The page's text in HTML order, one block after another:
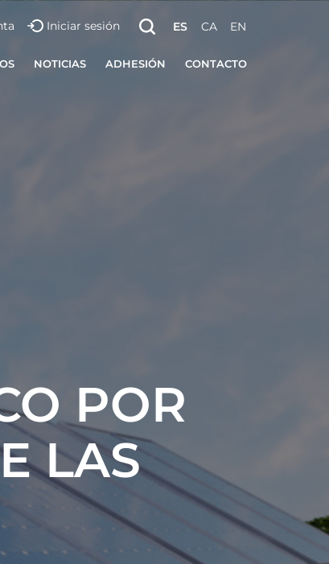
Iniciar sesión ES CA EN
NOTICIAS ADHESIÓN CONTACTO
POR
LAS